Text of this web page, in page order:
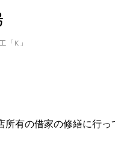
「Ｋ」
所有の借家の修繕に行っ